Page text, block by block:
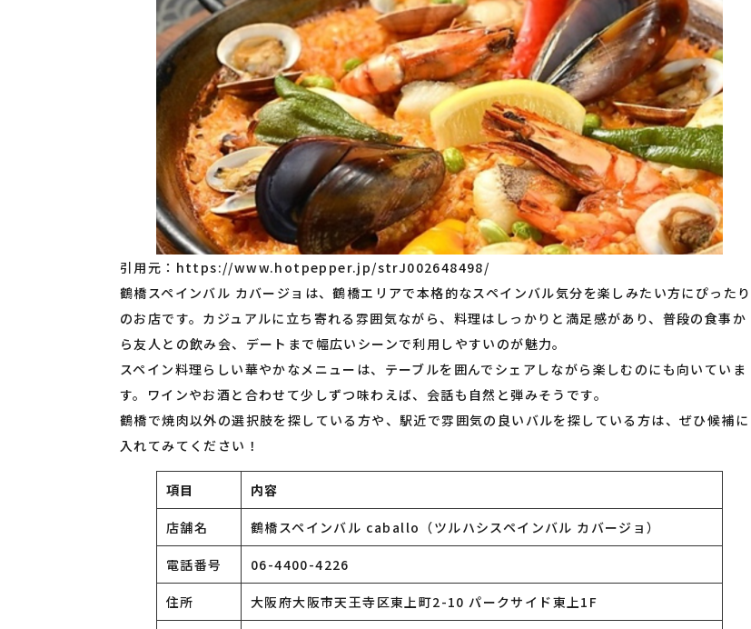
引用元： https://www.hotpepper.jp/strJ002648498/
鶴橋スペインバル カバージョは、鶴橋エリアで本格的なスペインバル気分を楽しみたい方にぴったり
のお店です。カジュアルに立ち寄れる雰囲気ながら、料理はしっかりと満足感があり、普段の食事か
ら友人との飲み会、デートまで幅広いシーンで利用しやすいのが魅力。
スペイン料理らしい華やかなメニューは、テーブルを囲んでシェアしながら楽しむのにも向いていま
す。ワインやお酒と合わせて少しずつ味わえば、会話も自然と弾みそうです。
鶴橋で焼肉以外の選択肢を探している方や、駅近で雰囲気の良いバルを探している方は、ぜひ候補に
入れてみてください！
項目 内容
店舗名 鶴橋スペインバル caballo（ツルハシスペインバル カバージョ）
電話番号 06-4400-4226
住所 大阪府大阪市天王寺区東上町2-10 パークサイド東上1F